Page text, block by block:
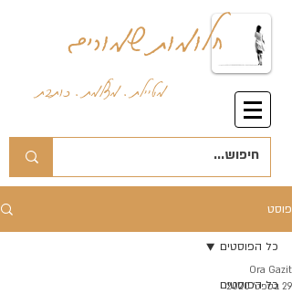
חלומות שמורים
מטיילת . מצלמת . כותבת
פוסט
כל הפוסטים
כל הפוסטים
Ora Gazit
29 בספט׳ 2020